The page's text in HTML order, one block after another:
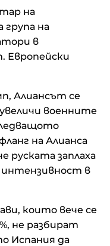
на
на
в
Европейски
Алиансът се
военните
на Алианса
руската заплаха
интензивност в
които вече се
не разбират
Испания да